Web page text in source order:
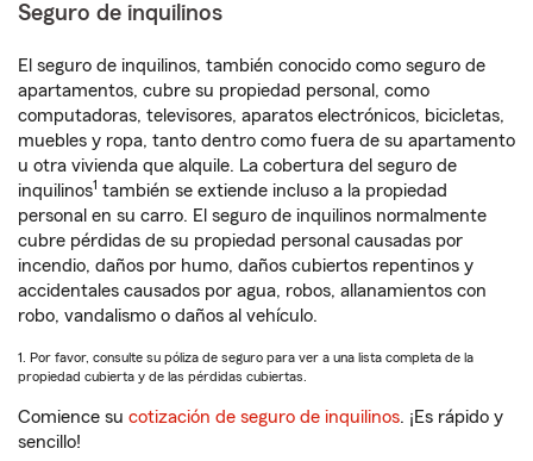
Seguro de inquilinos
El seguro de inquilinos, también conocido como seguro de
apartamentos, cubre su propiedad personal, como
computadoras, televisores, aparatos electrónicos, bicicletas,
muebles y ropa, tanto dentro como fuera de su apartamento
u otra vivienda que alquile. La cobertura del seguro de
inquilinos1 también se extiende incluso a la propiedad
personal en su carro. El seguro de inquilinos normalmente
cubre pérdidas de su propiedad personal causadas por
incendio, daños por humo, daños cubiertos repentinos y
accidentales causados por agua, robos, allanamientos con
robo, vandalismo o daños al vehículo.
1. Por favor, consulte su póliza de seguro para ver a una lista completa de la
propiedad cubierta y de las pérdidas cubiertas.
Comience su cotización de seguro de inquilinos. ¡Es rápido y
sencillo!